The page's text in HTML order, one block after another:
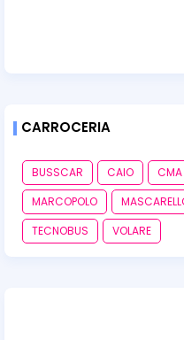
CARROCERIA
BUSSCAR CAIO CMA
MARCOPOLO
TECNOBUS
VOLARE